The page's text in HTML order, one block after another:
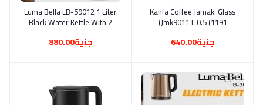
أضف إلى السلة
Kanfa Coffee Jamaki Glass
Jmk9011 L 0.5 (1191)
جنية640.00
أضف إلى السلة
Luma Bella LB-59012 1 Liter
Black Water Kettle With 2
جنية880.00